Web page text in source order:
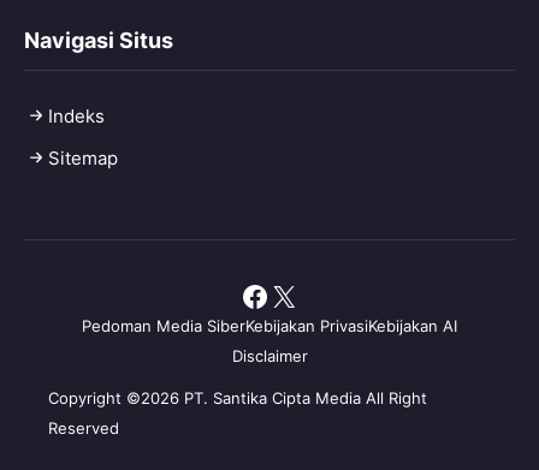
Navigasi Situs
Indeks
Sitemap
Copyright ©2026 PT. Santika Cipta Media All Right
Reserved
Pedoman Media SiberKebijakan PrivasiKebijakan AI
Disclaimer
Facebook
X